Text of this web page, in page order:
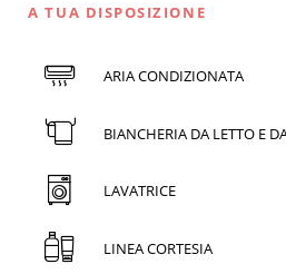
A TUA DISPOSIZIONE
ARIA CONDIZIONATA
BIANCHERIA DA LETTO E
LAVATRICE
LINEA CORTESIA